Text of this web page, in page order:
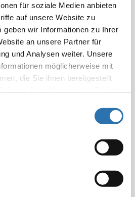
für soziale Medien anbieten
auf unsere Website zu
geben wir Informationen zu Ihrer
an unsere Partner für
und Analysen weiter. Unsere
möglicherweise mit
die Sie ihnen bereitgestellt
Webseite weiterhin
für Psychiatrie und
und
der
fordert die
Verringerung des riskanten
Auf diesem Gebiet
großen Nachholbedarf.
für Alkohol auch die
die Einschränkung der